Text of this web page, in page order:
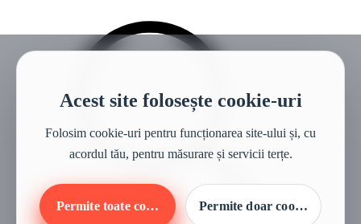
Acest site folosește cookie-uri
Folosim cookie-uri pentru funcționarea site-ului și, cu
acordul tău, pentru măsurare și servicii terțe.
Permite doar cookie-urile
Permite toate cookie-urile